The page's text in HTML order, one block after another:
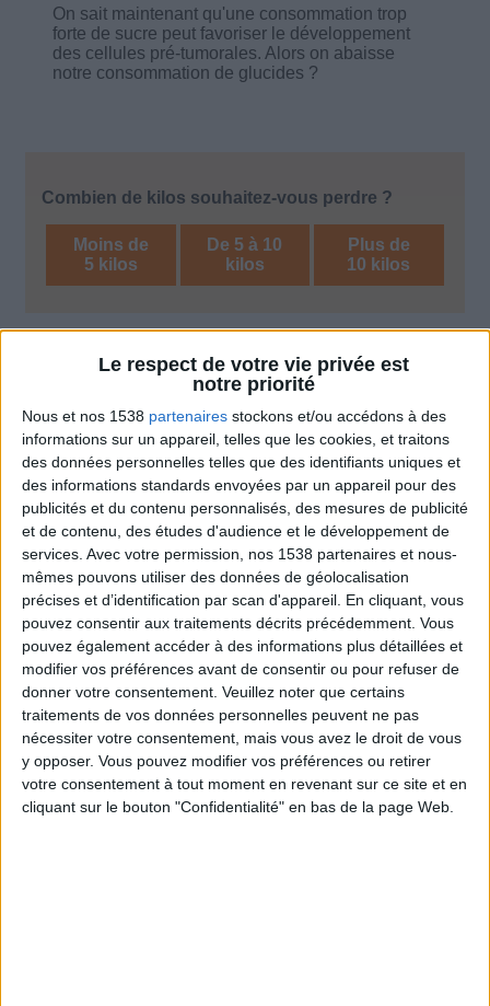
Le respect de votre vie privée est
notre priorité
Nous et nos 1538 partenaires stockons et/ou accédons à des
informations sur un appareil, telles que les cookies, et traitons
des données personnelles telles que des identifiants uniques et
des informations standards envoyées par un appareil pour des
publicités et du contenu personnalisés, des mesures de publicité
et de contenu, des études d'audience et le développement de
services. Avec votre permission, nos 1538 partenaires et nous-
mêmes pouvons utiliser des données de géolocalisation
précises et d’identification par scan d'appareil. En cliquant, vous
pouvez consentir aux traitements décrits précédemment. Vous
pouvez également accéder à des informations plus détaillées et
modifier vos préférences avant de consentir ou pour refuser de
donner votre consentement. Veuillez noter que certains
traitements de vos données personnelles peuvent ne pas
nécessiter votre consentement, mais vous avez le droit de vous
y opposer. Vous pouvez modifier vos préférences ou retirer
votre consentement à tout moment en revenant sur ce site et en
cliquant sur le bouton "Confidentialité" en bas de la page Web.
On sait maintenant qu'une consommation trop
forte de sucre peut favoriser le développement
des cellules pré-tumorales. Alors on abaisse
notre consommation de glucides ?
Combien de kilos souhaitez-vous perdre ?
Moins de
5 kilos
De 5 à 10
kilos
Plus de
10 kilos
Le Grain de Sel Voir tout
Une playlist où l'on ne mâche pas ses mots.
Je teste la MEILLEURE PIZZA du MONDE !